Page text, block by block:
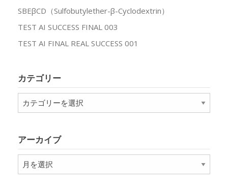
SBEβCD（Sulfobutylether-β-Cyclodextrin）
TEST AI SUCCESS FINAL 003
TEST AI FINAL REAL SUCCESS 001
カテゴリー
テ
ー
アーカイブ
ア
ー